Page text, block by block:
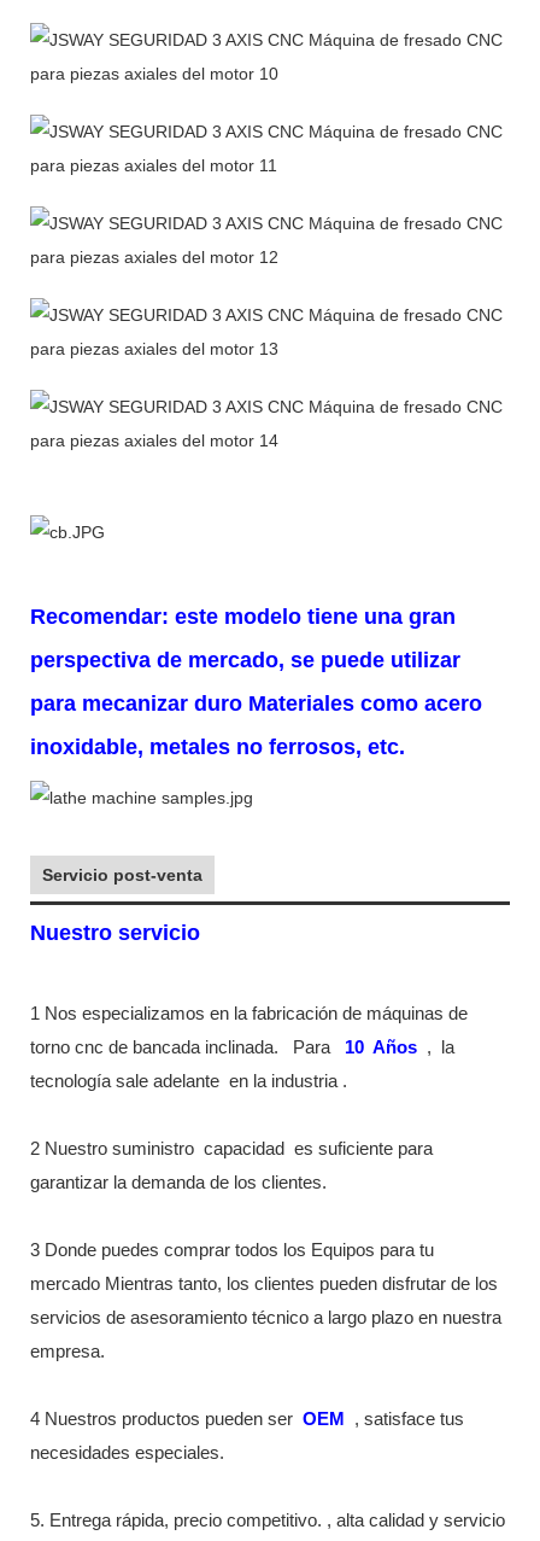
Recomendar: este modelo tiene una gran
perspectiva de mercado, se puede utilizar
para mecanizar duro Materiales como acero
inoxidable, metales no ferrosos, etc.
Servicio post-venta
Nuestro servicio
1 Nos especializamos en la fabricación de máquinas de
torno cnc de bancada inclinada.
Para 10 Años ,
la
tecnología sale adelante en la industria .
2 Nuestro suministro capacidad
es suficiente para
garantizar la demanda de los clientes.
3 Donde puedes comprar todos los Equipos para tu
mercado Mientras tanto, los clientes pueden disfrutar de los
servicios de asesoramiento técnico a largo plazo en nuestra
empresa.
4 Nuestros productos pueden ser OEM
, satisface tus
necesidades especiales.
5. Entrega rápida, precio competitivo. , alta calidad y servicio